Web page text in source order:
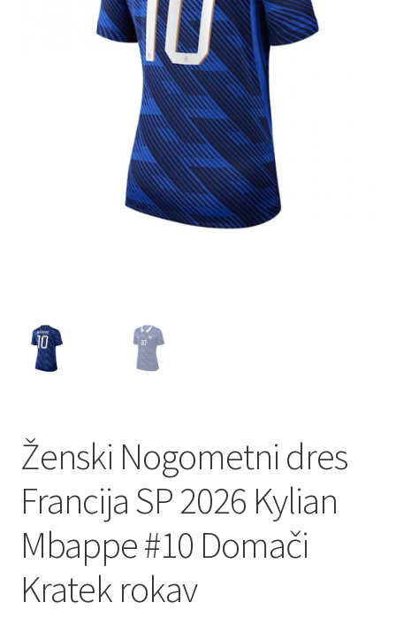
Ženski Nogometni dres
Francija SP 2026 Kylian
Mbappe #10 Domači
Kratek rokav